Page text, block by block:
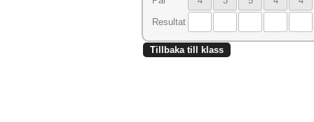
Resultat
Tillbaka till klass